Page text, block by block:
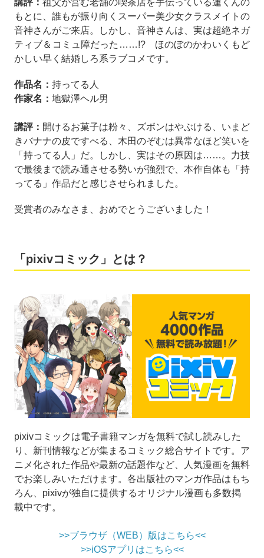
講評： 祖父が営む老舗の喫茶店を手伝っている蓮くんの
もとに、誰もが振り向くスーパー美少女クラスメイトの
音神さんがご来店。しかし、音神さんは、実は超絶ネガ
ティブ＆コミュ障だった……!? ほのぼのかわいくもど
かしい早く結婚しろ系ラブコメです。
作品名： 持ってる人
作家名： 地獄澤ヘル男
講評： 開けるお菓子は粉々、ズボンはやぶける、いまど
きバナナの皮ですべる、木田のぞむは異常なほど笑いを
「持ってる人」だ。しかし、実はその原因は……。力技
で最後まで読み通させる勢いが強烈で、本作自体も「持
ってる」作品だと感じさせられました。
受賞者のみなさま、おめでとうございました！
「pixivコミック」とは？
pixivコミックは電子書籍マンガを無料で試し読みした
り、新刊情報などが集まるコミック総合サイトです。ア
ニメ化された作品や最新の話題作など、人気漫画を無料
でお楽しみいただけます。各出版社のマンガ作品はもち
ろん、pixivが独自に提供するオリジナル漫画も多数掲
載中です。
>>ブラウザ（WEB）版はこちら<<
>>iOSアプリはこちら<<